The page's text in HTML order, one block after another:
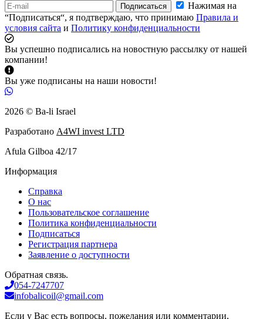
Подписаться
Нажимая на
“Подписаться“, я подтверждаю, что принимаю Правила и
условия сайта и Политику конфиденциальности
Вы успешно подписались на новостную рассылку от нашей
компании!
Вы уже подписаны на наши новости!
2026 © Ba-li Israel
Разработано A4WI invest LTD
Afula Gilboa 42/17
Информация
Справка
О нас
Пользовательское соглашение
Политика конфиденциальности
Подписаться
Регистрация партнера
Заявление о доступности
Обратная связь.
054-7247707
infobalicoil@gmail.com
Если у Вас есть вопросы, пожелания или комментарии,